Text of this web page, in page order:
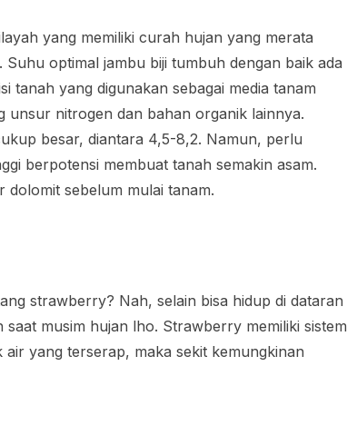
yang memiliki curah hujan yang merata
optimal jambu biji tumbuh dengan baik ada
tanah yang digunakan sebagai media tanam
unsur nitrogen dan bahan organik lainnya.
besar, diantara 4,5-8,2. Namun, perlu
berpotensi membuat tanah semakin asam.
sebelum mulai tanam.
strawberry? Nah, selain bisa hidup di dataran
musim hujan lho. Strawberry memiliki sistem
yang terserap, maka sekit kemungkinan